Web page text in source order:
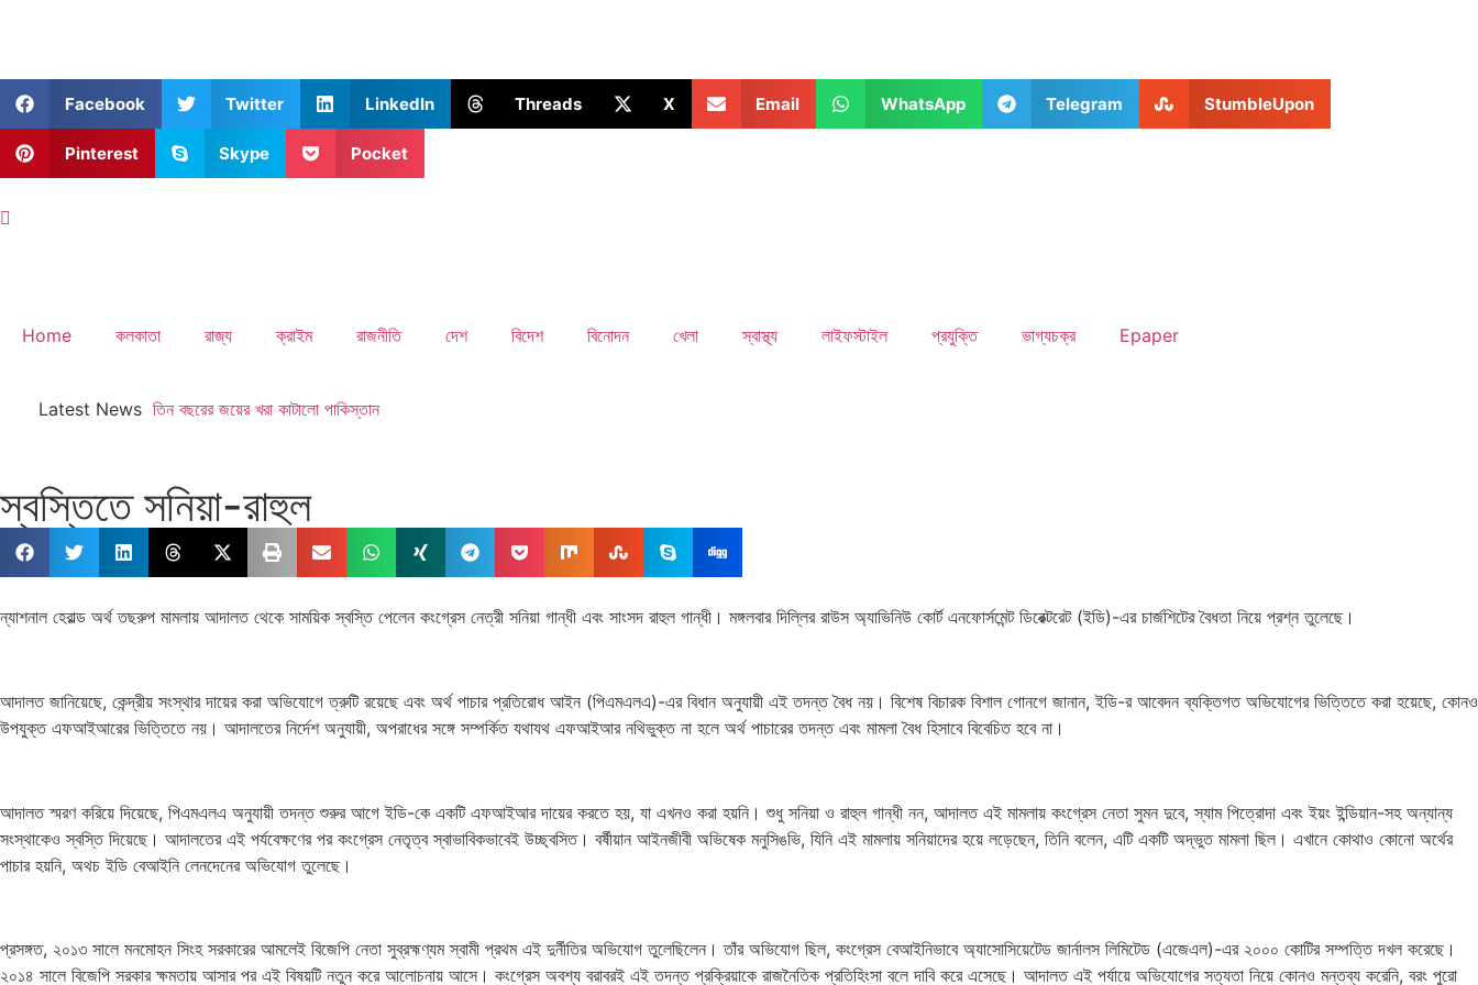
Facebook Twitter LinkedIn Threads X Email WhatsApp Telegram StumbleUpon
Pinterest Skype Pocket
Home কলকাতা রাজ্য ক্রাইম রাজনীতি দেশ বিদেশ বিনোদন খেলা স্বাস্থ্য লাইফস্টাইল প্রযুক্তি ভাগ্যচক্র Epaper
Latest News তিন বছরের জয়ের খরা কাটালো পাকিস্তান
স্বস্তিতে সনিয়া-রাহুল
ন্যাশনাল হেরাল্ড অর্থ তছরুপ মামলায় আদালত থেকে সাময়িক স্বস্তি পেলেন কংগ্রেস নেত্রী সনিয়া গান্ধী এবং সাংসদ রাহুল গান্ধী। মঙ্গলবার দিল্লির রাউস অ্যাভিনিউ কোর্ট এনফোর্সমেন্ট ডিরেক্টরেট (ইডি)-এর চার্জশিটের বৈধতা নিয়ে প্রশ্ন তুলেছে।
আদালত জানিয়েছে, কেন্দ্রীয় সংস্থার দায়ের করা অভিযোগে ত্রুটি রয়েছে এবং অর্থ পাচার প্রতিরোধ আইন (পিএমএলএ)-এর বিধান অনুযায়ী এই তদন্ত বৈধ নয়। বিশেষ বিচারক বিশাল গোনগে জানান, ইডি-র আবেদন ব্যক্তিগত অভিযোগের ভিত্তিতে করা হয়েছে, কোনও
উপযুক্ত এফআইআরের ভিত্তিতে নয়। আদালতের নির্দেশ অনুযায়ী, অপরাধের সঙ্গে সম্পর্কিত যথাযথ এফআইআর নথিভুক্ত না হলে অর্থ পাচারের তদন্ত এবং মামলা বৈধ হিসাবে বিবেচিত হবে না।
আদালত স্মরণ করিয়ে দিয়েছে, পিএমএলএ অনুযায়ী তদন্ত শুরুর আগে ইডি-কে একটি এফআইআর দায়ের করতে হয়, যা এখনও করা হয়নি। শুধু সনিয়া ও রাহুল গান্ধী নন, আদালত এই মামলায় কংগ্রেস নেতা সুমন দুবে, স্যাম পিত্রোদা এবং ইয়ং ইন্ডিয়ান-সহ অন্যান্য
সংস্থাকেও স্বস্তি দিয়েছে। আদালতের এই পর্যবেক্ষণের পর কংগ্রেস নেতৃত্ব স্বাভাবিকভাবেই উচ্ছ্বসিত। বর্ষীয়ান আইনজীবী অভিষেক মনুসিঙভি, যিনি এই মামলায় সনিয়াদের হয়ে লড়েছেন, তিনি বলেন, এটি একটি অদ্ভুত মামলা ছিল। এখানে কোথাও কোনো অর্থের
পাচার হয়নি, অথচ ইডি বেআইনি লেনদেনের অভিযোগ তুলেছে।
প্রসঙ্গত, ২০১৩ সালে মনমোহন সিংহ সরকারের আমলেই বিজেপি নেতা সুব্রহ্মণ্যম স্বামী প্রথম এই দুর্নীতির অভিযোগ তুলেছিলেন। তাঁর অভিযোগ ছিল, কংগ্রেস বেআইনিভাবে অ্যাসোসিয়েটেড জার্নালস লিমিটেড (এজেএল)-এর ২০০০ কোটির সম্পত্তি দখল করেছে।
২০১৪ সালে বিজেপি সরকার ক্ষমতায় আসার পর এই বিষয়টি নতুন করে আলোচনায় আসে। কংগ্রেস অবশ্য বরাবরই এই তদন্ত প্রক্রিয়াকে রাজনৈতিক প্রতিহিংসা বলে দাবি করে এসেছে। আদালত এই পর্যায়ে অভিযোগের সত্যতা নিয়ে কোনও মন্তব্য করেনি, বরং পুরো